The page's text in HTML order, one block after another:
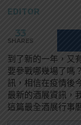
EDITOR
33
SHARES
到了新的一年，又
要參戰哪幾場了嗎
訊，相信在疫情後
最新的酒展資訊，
這篇最全酒展行事